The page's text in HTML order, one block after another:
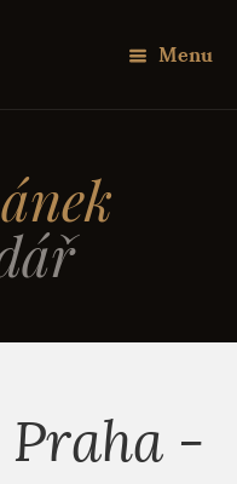
Menu
-